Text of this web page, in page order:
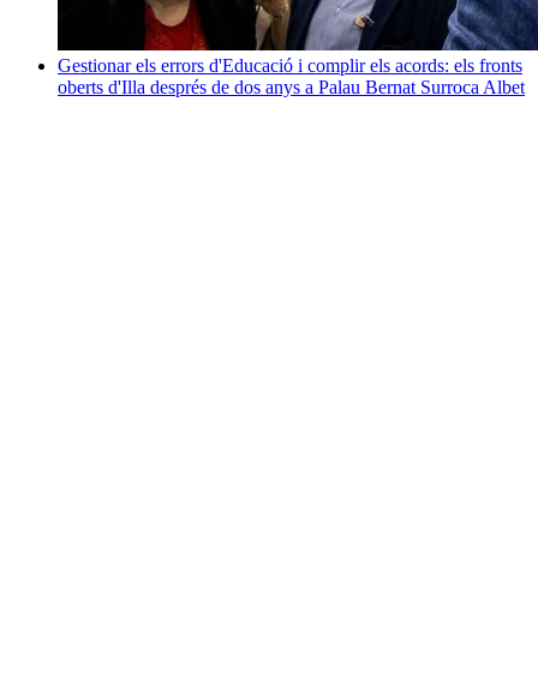
Gestionar els errors d'Educació i complir els acords: els fronts
oberts d'Illa després de dos anys a Palau Bernat Surroca Albet